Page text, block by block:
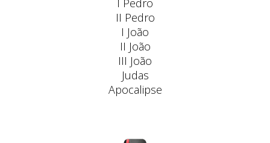
I Pedro
II Pedro
I João
II João
III João
Judas
Apocalipse